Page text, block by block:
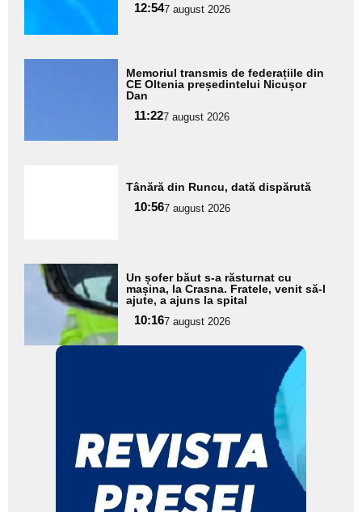
pentru
subtitlu
12:547 august 2026
Memoriul transmis de federațiile din
CE Oltenia președintelui Nicușor
Dan
11:227 august 2026
Tânără din Runcu, dată dispărută
10:567 august 2026
Adaugă
aici textul
pentru
subtitlu
Un șofer băut s-a răsturnat cu
mașina, la Crasna. Fratele, venit să-l
ajute, a ajuns la spital
10:167 august 2026